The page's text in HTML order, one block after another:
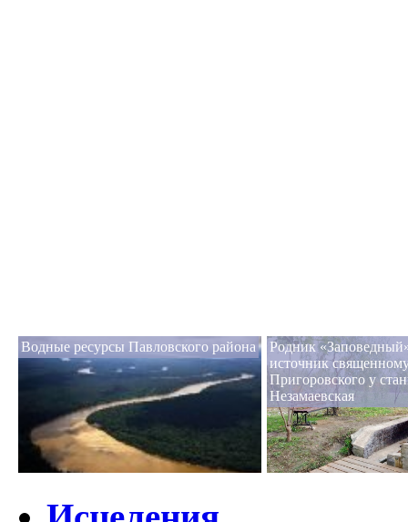
Водные ресурсы Павловского района
Родник
источник
Пригоровского у
Незамаевская